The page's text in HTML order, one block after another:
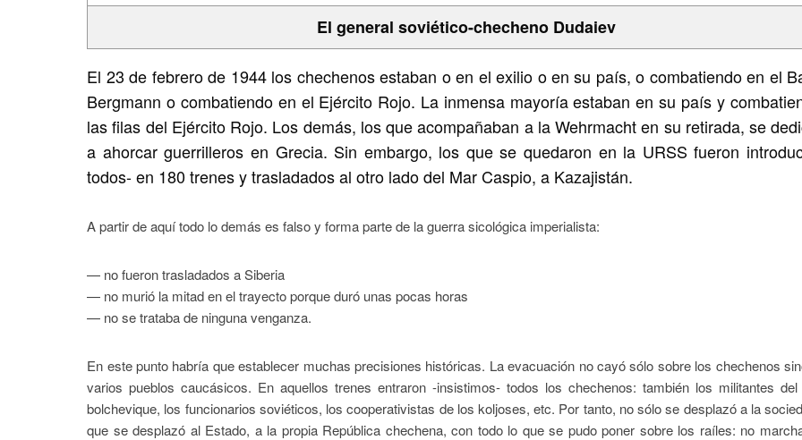
El general soviético-checheno Dudaiev
El 23 de febrero de 1944 los chechenos estaban o en el exilio o en su país, o combatiendo en el
Bergmann o combatiendo en el Ejército Rojo. La inmensa mayoría estaban en su país y
las filas del Ejército Rojo. Los demás, los que acompañaban a la Wehrmacht en su retirada, se
a ahorcar guerrilleros en Grecia. Sin embargo, los que se quedaron en la URSS fueron
todos- en 180 trenes y trasladados al otro lado del Mar Caspio, a Kazajistán.
A partir de aquí todo lo demás es falso y forma parte de la guerra sicológica imperialista:
— no fueron trasladados a Siberia
— no murió la mitad en el trayecto porque duró unas pocas horas
— no se trataba de ninguna venganza.
En este punto habría que establecer muchas precisiones históricas. La evacuación no cayó sólo sobre los chechenos
varios pueblos caucásicos. En aquellos trenes entraron -insistimos- todos los chechenos: también los militantes del
bolchevique, los funcionarios soviéticos, los cooperativistas de los koljoses, etc. Por tanto, no sólo se desplazó a la
que se desplazó al Estado, a la propia República chechena, con todo lo que se pudo poner sobre los raíles: no